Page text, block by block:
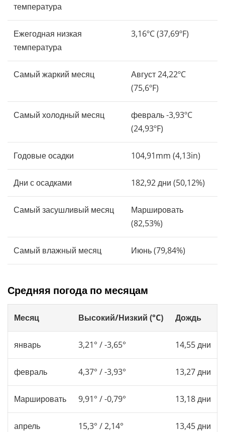
температура
Ежегодная низкая
температура
3,16ºC (37,69ºF)
Самый жаркий месяц
Август 24,22ºC
(75,6ºF)
Самый холодный месяц
февраль -3,93ºC
(24,93ºF)
Годовые осадки 104,91mm (4,13in)
Дни с осадками 182,92 дни (50,12%)
Самый засушливый месяц
Маршировать
(82,53%)
Самый влажный месяц Июнь (79,84%)
Средняя погода по месяцам
Месяц Высокий/Низкий (°C) Дождь
январь 3,21° / -3,65° 14,55 дни
февраль 4,37° / -3,93° 13,27 дни
Маршировать 9,91° / -0,79° 13,18 дни
апрель 15,3° / 2,14° 13,45 дни